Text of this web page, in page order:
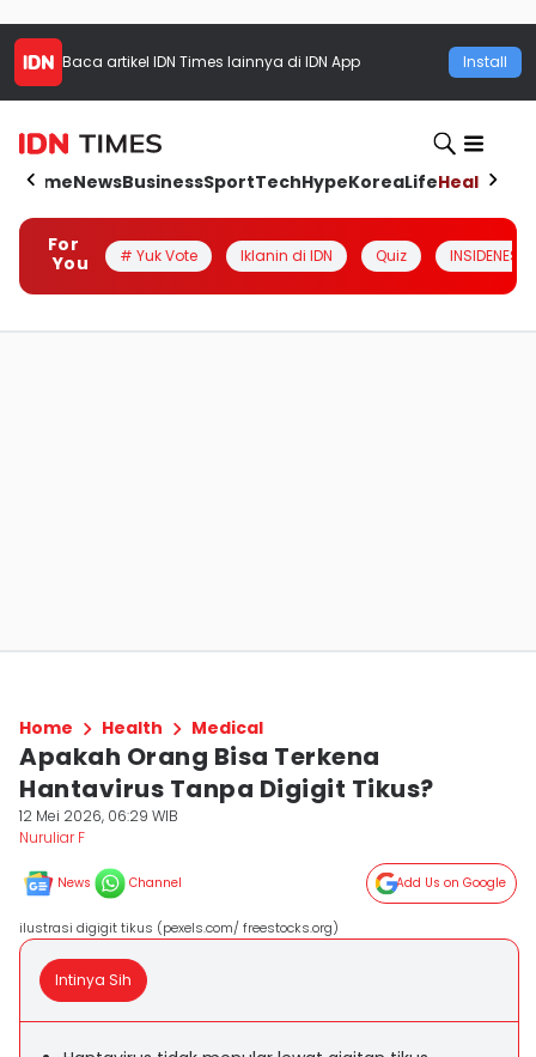
Baca artikel IDN Times lainnya di IDN App Install
HomeNewsBusinessSportTechHypeKoreaLifeHealth
For
You
# Yuk Vote Iklanin di IDN Quiz INSIDENESIA
Home Health Medical
Apakah Orang Bisa Terkena
Hantavirus Tanpa Digigit Tikus?
12 Mei 2026, 06:29 WIB
Nuruliar F
News Channel Add Us on Google
ilustrasi digigit tikus (pexels.com/ freestocks.org)
Intinya Sih